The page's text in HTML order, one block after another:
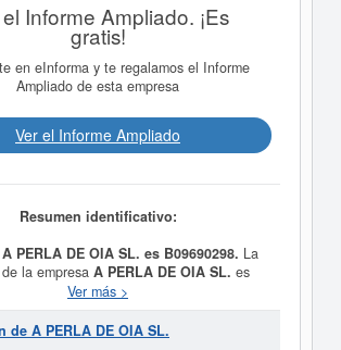
Informe Ampliado. ¡Es
gratis!
en eInforma y te regalamos el Informe
Ampliado de esta empresa
Ver el Informe Ampliado
Resumen identificativo:
PERLA DE OIA SL. es B09690298. La
la empresa A PERLA DE OIA SL. es
social. La sociedad tiene por objeto el
las actividades correspondientes a los
y descripciones de la Clasificación
Ver más >
de A PERLA DE OIA SL.